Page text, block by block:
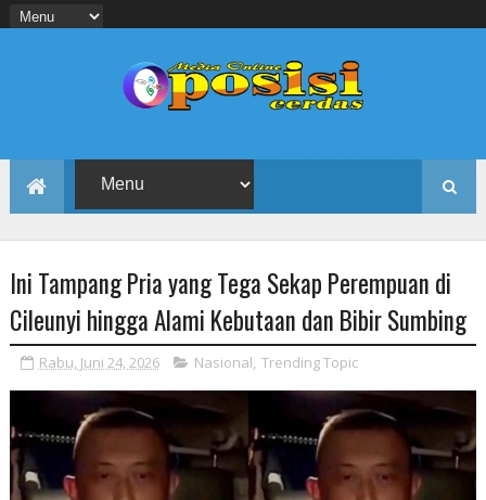
Ini Tampang Pria yang Tega Sekap Perempuan di
Cileunyi hingga Alami Kebutaan dan Bibir Sumbing
Rabu, Juni 24, 2026 Nasional, Trending Topic